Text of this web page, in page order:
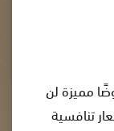
مميزة لن
تنافسية